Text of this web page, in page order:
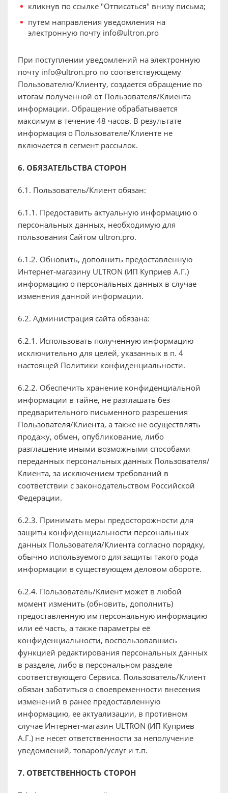
кликнув по ссылке "Отписаться" внизу письма;
путем направления уведомления на
электронную почту info@ultron.pro
При поступлении уведомлений на электронную
почту info@ultron.pro по соответствующему
Пользователю/Клиенту, создается обращение по
итогам полученной от Пользователя/Клиента
информации. Обращение обрабатывается
максимум в течение 48 часов. В результате
информация о Пользователе/Клиенте не
включается в сегмент рассылок.
6. ОБЯЗАТЕЛЬСТВА СТОРОН
6.1. Пользователь/Клиент обязан:
6.1.1. Предоставить актуальную информацию о
персональных данных, необходимую для
пользования Сайтом ultron.pro.
6.1.2. Обновить, дополнить предоставленную
Интернет-магазину ULTRON (ИП Куприев А.Г.)
информацию о персональных данных в случае
изменения данной информации.
6.2. Администрация сайта обязана:
6.2.1. Использовать полученную информацию
исключительно для целей, указанных в п. 4
настоящей Политики конфиденциальности.
6.2.2. Обеспечить хранение конфиденциальной
информации в тайне, не разглашать без
предварительного письменного разрешения
Пользователя/Клиента, а также не осуществлять
продажу, обмен, опубликование, либо
разглашение иными возможными способами
переданных персональных данных Пользователя/
Клиента, за исключением требований в
соответствии с законодательством Российской
Федерации.
6.2.3. Принимать меры предосторожности для
защиты конфиденциальности персональных
данных Пользователя/Клиента согласно порядку,
обычно используемого для защиты такого рода
информации в существующем деловом обороте.
6.2.4. Пользователь/Клиент может в любой
момент изменить (обновить, дополнить)
предоставленную им персональную информацию
или её часть, а также параметры её
конфиденциальности, воспользовавшись
функцией редактирования персональных данных
в разделе, либо в персональном разделе
соответствующего Сервиса. Пользователь/Клиент
обязан заботиться о своевременности внесения
изменений в ранее предоставленную
информацию, ее актуализации, в противном
случае Интернет-магазин ULTRON (ИП Куприев
А.Г.) не несет ответственности за неполучение
уведомлений, товаров/услуг и т.п.
7. ОТВЕТСТВЕННОСТЬ СТОРОН